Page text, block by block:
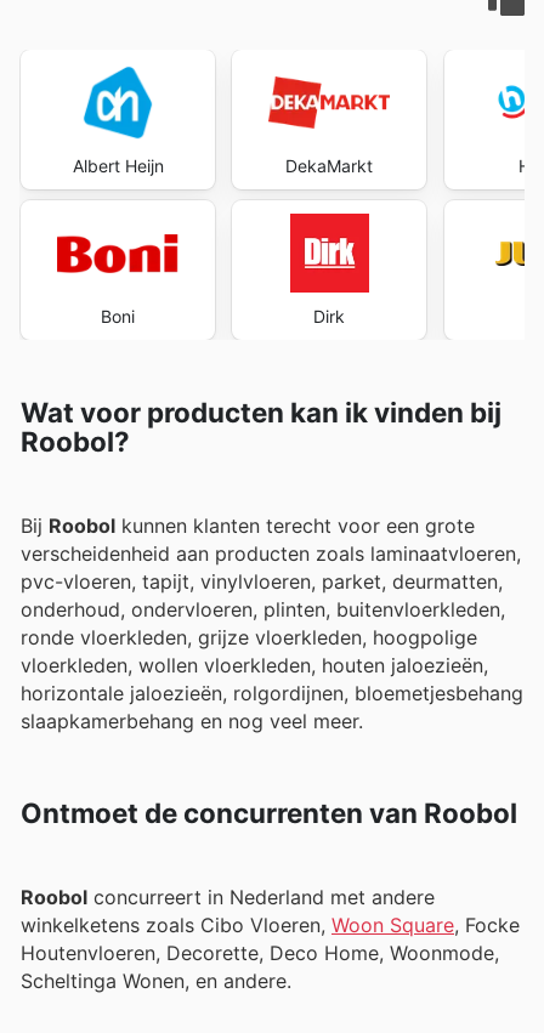
Albert Heijn
Boni
DekaMarkt
Dirk
Wat voor producten kan ik vinden bij
Roobol?
Bij Roobol kunnen klanten terecht voor een grote
verscheidenheid aan producten zoals laminaatvloeren,
pvc-vloeren, tapijt, vinylvloeren, parket, deurmatten,
onderhoud, ondervloeren, plinten, buitenvloerkleden,
ronde vloerkleden, grijze vloerkleden, hoogpolige
vloerkleden, wollen vloerkleden, houten jaloezieën,
horizontale jaloezieën, rolgordijnen, bloemetjesbehang,
slaapkamerbehang en nog veel meer.
Ontmoet de concurrenten van Roobol
Roobol concurreert in Nederland met andere
winkelketens zoals Cibo Vloeren, Woon Square, Focke
Houtenvloeren, Decorette, Deco Home, Woonmode,
Scheltinga Wonen, en andere.